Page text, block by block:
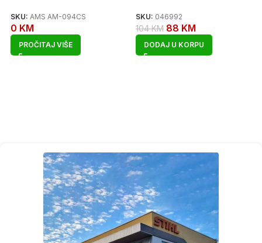
SKU: AMS AM-094CS
0 KM
PROČITAJ VIŠE
SKU: 046992
104KM 88 KM
DODAJ U KORPU